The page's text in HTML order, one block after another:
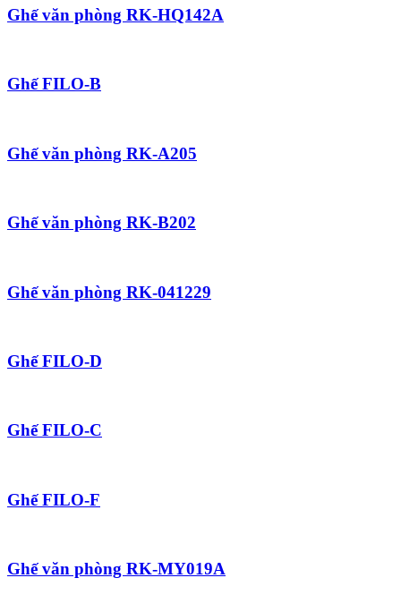
Ghế văn phòng RK-HQ142A
Ghế FILO-B
Ghế văn phòng RK-A205
Ghế văn phòng RK-B202
Ghế văn phòng RK-041229
Ghế FILO-D
Ghế FILO-C
Ghế FILO-F
Ghế văn phòng RK-MY019A